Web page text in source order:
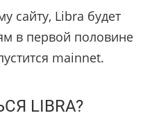
сайту, Libra будет
в первой половине
mainnet.
LIBRA?